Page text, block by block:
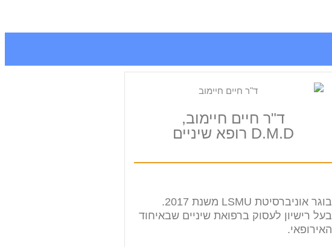
ד"ר חיים חיימוב,
D.M.D רופא שיניים​
בוגר אוניברסיטת LSMU משנת 2017.
בעל רישיון לעסוק ברפואת שיניים שבאיחוד
האירופאי.